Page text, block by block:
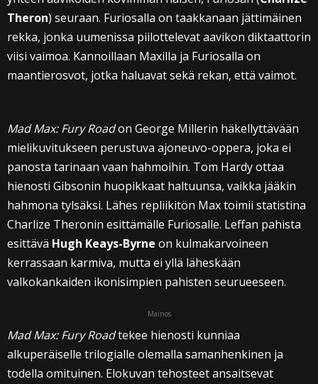
Theron) seuraan. Furiosalla on taakkanaan jättimäinen
rekka, jonka uumenissa piilottelevat aavikon diktaattorin
viisi vaimoa. Kannoillaan Maxilla ja Furiosalla on
maantierosvot, jotka haluavat sekä rekan, että vaimot.
Mad Max: Fury Roadon George Millerin häkellyttävään
mielikuvitukseen perustuva ajoneuvo-oppera, joka ei
panosta tarinaan vaan hahmoihin. Tom Hardy ottaa
hienosti Gibsonin huopikkaat haltuunsa, vaikka jääkin
hahmona tylsäksi. Lähes repliikitön Max toimii statistina
Charlize Theronin esittämälle Furiosalle. Leffan pahista
esittävä Hugh Keays-Byrne on kulmakarvoineen
kerrassaan karmiva, mutta ei yllä läheskään
valkokankaiden ikonisimpien pahisten seurueeseen.
Mainos
Mad Max: Fury Roadtekee hienosti kunniaa
alkuperäiselle trilogialle olemalla samanhenkinen ja
todella omituinen. Elokuvan tehosteet ansaitsevat